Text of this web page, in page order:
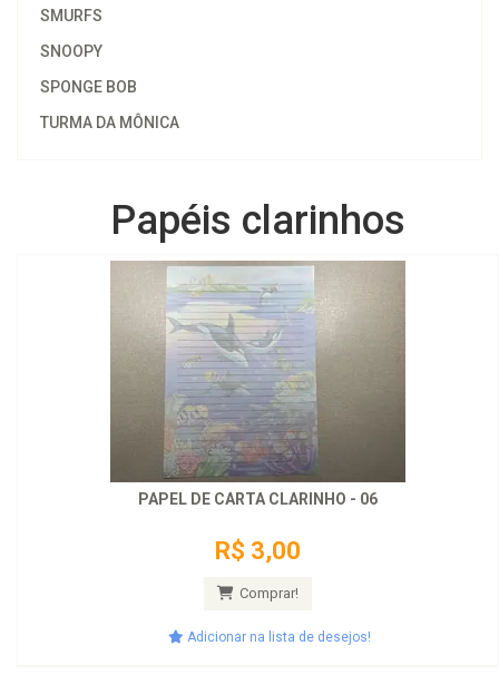
SMURFS
SNOOPY
SPONGE BOB
TURMA DA MÔNICA
Papéis clarinhos
PAPEL DE CARTA CLARINHO - 06
R$ 3,00
Comprar!
Adicionar na lista de desejos!